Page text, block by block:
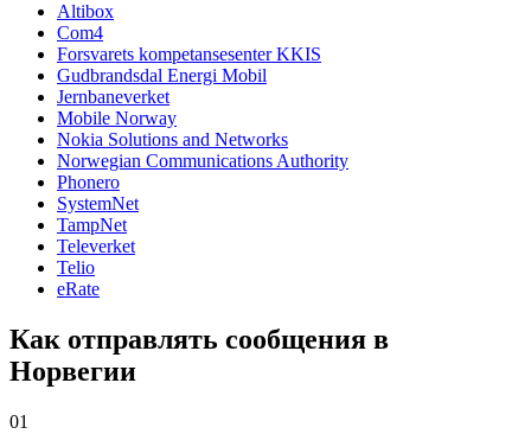
Altibox
Com4
Forsvarets kompetansesenter KKIS
Gudbrandsdal Energi Mobil
Jernbaneverket
Mobile Norway
Nokia Solutions and Networks
Norwegian Communications Authority
Phonero
SystemNet
TampNet
Televerket
Telio
eRate
Как отправлять сообщения в
Норвегии
01